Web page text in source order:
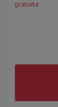
gratuita